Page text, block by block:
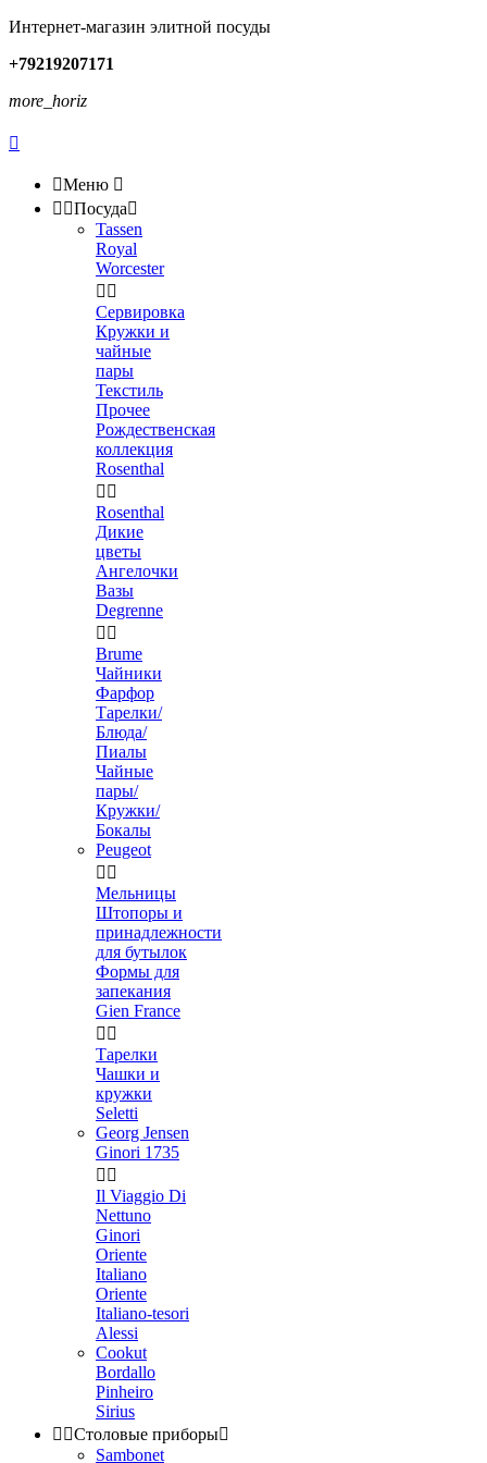
Интернет-магазин элитной посуды
+79219207171
more_horiz

Меню 
 Посуда
Tassen
Royal
Worcester
 
Сервировка
Кружки и
чайные
пары
Текстиль
Прочее
Рождественская
коллекция
Rosenthal
 
Rosenthal
Дикие
цветы
Ангелочки
Вазы
Degrenne
 
Brume
Чайники
Фарфор
Тарелки/
Блюда/
Пиалы
Чайные
пары/
Кружки/
Бокалы
Peugeot
 
Мельницы
Штопоры и
принадлежности
для бутылок
Формы для
запекания
Gien France
 
Тарелки
Чашки и
кружки
Seletti
Georg Jensen
Ginori 1735
 
Il Viaggio Di
Nettuno
Ginori
Oriente
Italiano
Oriente
Italiano-tesori
Alessi
Cookut
Bordallo
Pinheiro
Sirius
 Столовые приборы
Sambonet